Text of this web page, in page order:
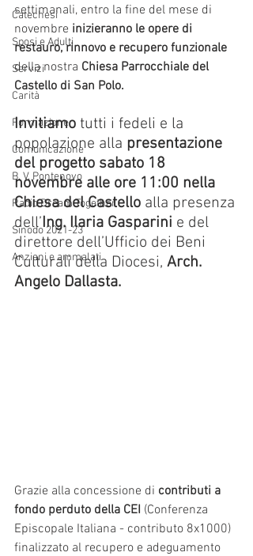
Catechesi
Sposi e Adulti
Servizi
Carità
Formazione
Comunicazione
B. V. Pontenovo
Radio Dream Together
Sinodo 2021-23
Anziani e ammalati
settimanali, entro la fine del mese di
novembre inizieranno le opere di
restauro, rinnovo e recupero funzionale
della nostra Chiesa Parrocchiale del
Castello di San Polo.
Invitiamo tutti i fedeli e la
popolazione alla presentazione
del progetto sabato 18
novembre alle ore 11:00 nella
Chiesa del Castello alla presenza
dell’Ing. Ilaria Gasparini e del
direttore dell’Ufficio dei Beni
Culturali della Diocesi, Arch.
Angelo Dallasta.
Grazie alla concessione di contributi a
fondo perduto della CEI (Conferenza
Episcopale Italiana - contributo 8x1000)
finalizzato al recupero e adeguamento